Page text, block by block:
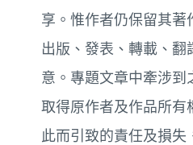
享。惟作者仍保留其著
出版、發表、轉載、翻
意。專題文章中牽涉到
取得原作者及作品所有
此而引致的責任及損失